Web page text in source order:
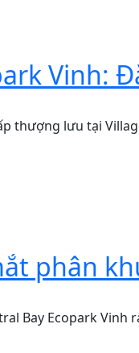
Vinh:
thượng lưu tại
phân
Bay Ecopark